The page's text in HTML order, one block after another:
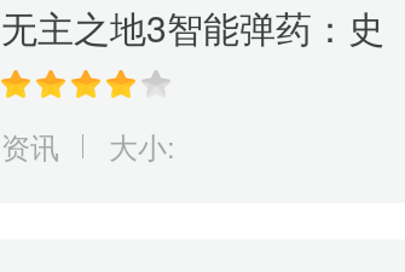
无主之地3智能弹药：史
诗级秘密武器，彻底改变
游戏规则！
资讯 大小: